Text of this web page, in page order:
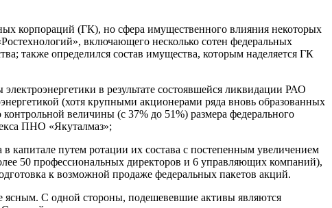
корпораций (ГК), но сфера имущественного влияния некоторых
включающего несколько сотен федеральных
также определился состав имущества, которым наделяется ГК
в результате состоявшейся ликвидации РАО
(хотя крупными акционерами ряда вновь образованных
величины (с 37% до 51%) размера федерального
ПНО «Якуталмаз»;
капитале путем ротации их состава с постепенным увеличением
50 профессиональных директоров и 6 управляющих компаний),
к возможной продаже федеральных пакетов акций.
ясным. С одной стороны, подешевевшие активы являются